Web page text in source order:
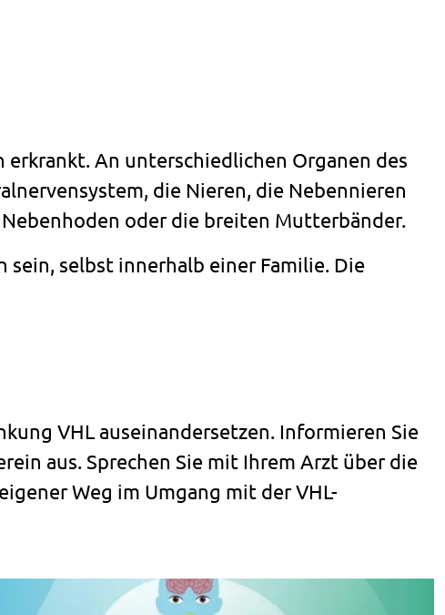
erkrankt. An unterschiedlichen Organen des
die Nieren, die Nebennieren
oder die breiten Mutterbänder.
selbst innerhalb einer Familie. Die
VHL auseinandersetzen. Informieren Sie
aus. Sprechen Sie mit Ihrem Arzt über die
Weg im Umgang mit der VHL-